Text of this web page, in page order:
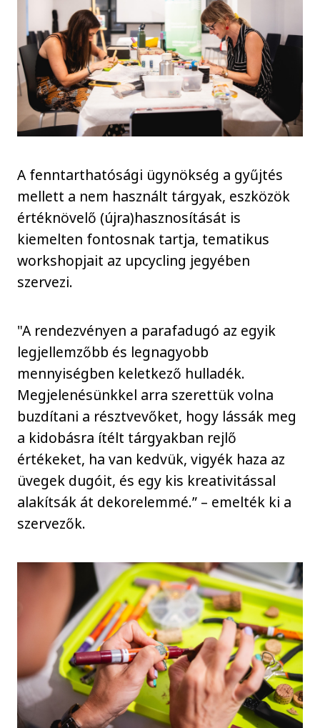
A fenntarthatósági ügynökség a gyűjtés
mellett a nem használt tárgyak, eszközök
értéknövelő (újra)hasznosítását is
kiemelten fontosnak tartja, tematikus
workshopjait az upcycling jegyében
szervezi.
"A rendezvényen a parafadugó az egyik
legjellemzőbb és legnagyobb
mennyiségben keletkező hulladék.
Megjelenésünkkel arra szerettük volna
buzdítani a résztvevőket, hogy lássák meg
a kidobásra ítélt tárgyakban rejlő
értékeket, ha van kedvük, vigyék haza az
üvegek dugóit, és egy kis kreativitással
alakítsák át dekorelemmé.” – emelték ki a
szervezők.